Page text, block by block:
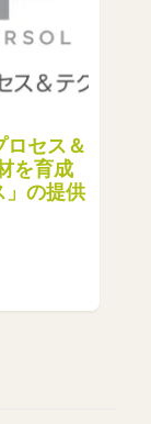
セス＆
を育成
」の提供